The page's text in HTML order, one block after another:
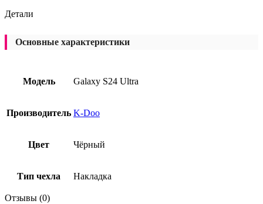
Детали
Основные характеристики
Модель Galaxy S24 Ultra
Производитель K-Doo
Цвет Чёрный
Тип чехла Накладка
Отзывы (0)